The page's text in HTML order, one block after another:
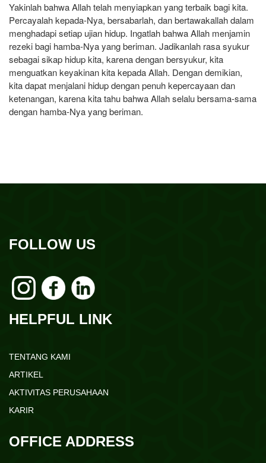
Yakinlah bahwa Allah telah menyiapkan yang terbaik bagi kita.
Percayalah kepada-Nya, bersabarlah, dan bertawakallah dalam
menghadapi setiap ujian hidup. Ingatlah bahwa Allah menjamin
rezeki bagi hamba-Nya yang beriman. Jadikanlah rasa syukur
sebagai sikap hidup kita, karena dengan bersyukur, kita
menguatkan keyakinan kita kepada Allah. Dengan demikian,
kita dapat menjalani hidup dengan penuh kepercayaan dan
ketenangan, karena kita tahu bahwa Allah selalu bersama-sama
dengan hamba-Nya yang beriman.
FOLLOW US
HELPFUL LINK
TENTANG KAMI
ARTIKEL
AKTIVITAS PERUSAHAAN
KARIR
OFFICE ADDRESS